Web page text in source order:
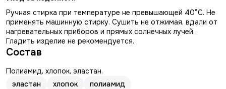
Ручная стирка при температуре не превышающей 40°С. Не
применять машинную стирку. Сушить не отжимая, вдали от
нагревательных приборов и прямых солнечных лучей.
Гладить изделие не рекомендуется.
Состав
Полиамид, хлопок, эластан.
эластан
хлопок полиамид